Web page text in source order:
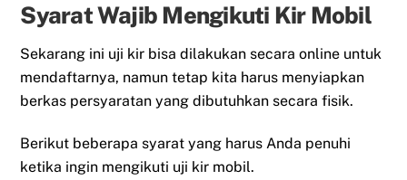
Syarat Wajib Mengikuti Kir Mobil
Sekarang ini uji kir bisa dilakukan secara online untuk
mendaftarnya, namun tetap kita harus menyiapkan
berkas persyaratan yang dibutuhkan secara fisik.
Berikut beberapa syarat yang harus Anda penuhi
ketika ingin mengikuti uji kir mobil.